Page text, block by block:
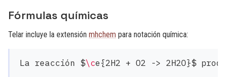
Fórmulas químicas
Telar incluye la extensión mhchem para notación química:
La reacción $\ce{2H2 + O2 -> 2H2O}$